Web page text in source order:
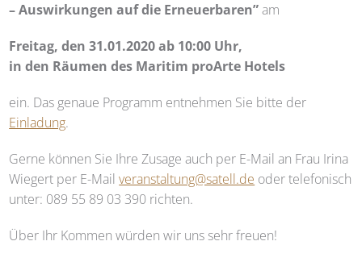
– Auswirkungen auf die Erneuerbaren”am
Freitag, den 31.01.2020 ab 10:00 Uhr,
in den Räumen des Maritim proArte Hotels
ein. Das genaue Programm entnehmen Sie bitte der
Einladung.
Gerne können Sie Ihre Zusage auch per E-Mail an Frau Irina
Wiegert per E-Mailveranstaltung@satell.de oder telefonisch
unter: 089 55 89 03 390 richten.
Über Ihr Kommen würden wir uns sehr freuen!